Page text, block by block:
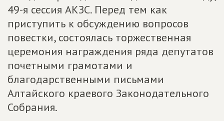
49-я сессия АКЗС. Перед тем как
приступить к обсуждению вопросов
повестки, состоялась торжественная
церемония награждения ряда депутатов
почетными грамотами и
благодарственными письмами
Алтайского краевого Законодательного
Собрания.